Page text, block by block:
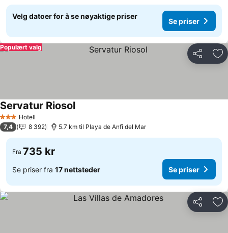
Velg datoer for å se nøyaktige priser
Se priser
Del
Populært valg
3 StjernerHotell
Servatur Riosol
7,4 8 392 5.7 km til Playa de Anfi del Mar
Fra 735 kr
Se priser fra 17 nettsteder Se priser
Del